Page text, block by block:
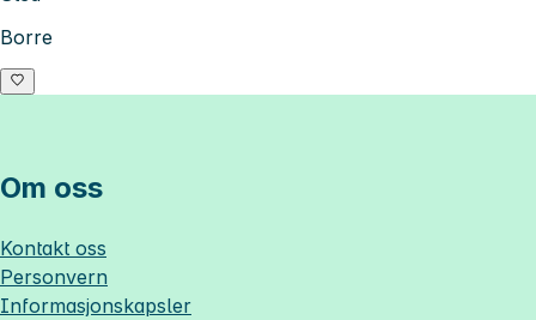
Borre
Om oss
Kontakt oss
Personvern
Informasjonskapsler